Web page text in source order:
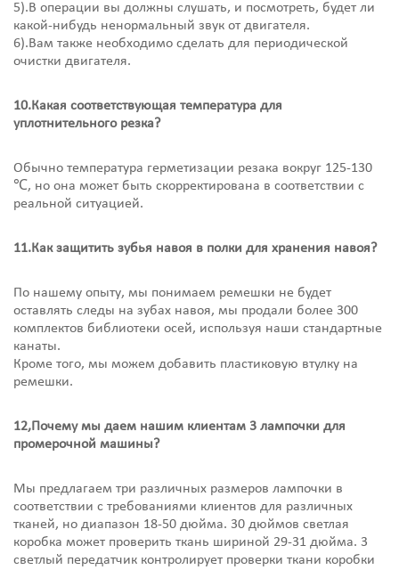
5).В операции вы должны слушать, и посмотреть, будет ли
какой-нибудь ненормальный звук от двигателя.
6).Вам также необходимо сделать для периодической
очистки двигателя.
10.Какая соответствующая температура для
уплотнительного резка?
Обычно температура герметизации резака вокруг 125-130
℃, но она может быть скорректирована в соответствии с
реальной ситуацией.
11.Как защитить зубья навоя в полки для хранения навоя?
По нашему опыту, мы понимаем ремешки не будет
оставлять следы на зубах навоя, мы продали более 300
комплектов библиотеки осей, используя наши стандартные
канаты.
Кроме того, мы можем добавить пластиковую втулку на
ремешки.
12,Почему мы даем нашим клиентам 3 лампочки для
промерочной машины?
Мы предлагаем три различных размеров лампочки в
соответствии с требованиями клиентов для различных
тканей, но диапазон 18-50 дюйма. 30 дюймов светлая
коробка может проверить ткань шириной 29-31 дюйма. 3
светлый передатчик контролирует проверки ткани коробки